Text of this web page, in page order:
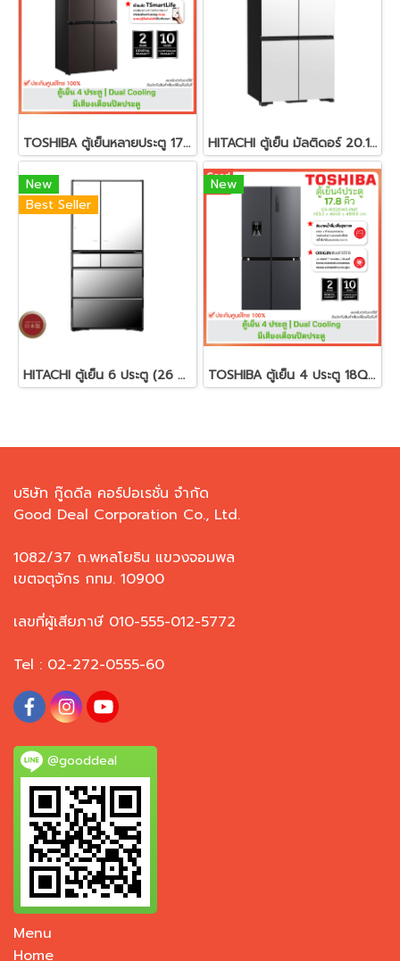
TOSHIBA ตู้เย็นหลายประตู 17.8 คิวรุ่น GR-RF610WE-PMT สีซาตินเกรย์ HITACHI ตู้เย็น มัลติดอร์ 20.1 คิว 569 ลิตร R-WB640VFX
New
Best Seller
HITACHI ตู้เย็น 6 ประตู (26 คิว,สีกระจกเงา) รุ่น R-ZXC740RT
New
TOSHIBA ตู้เย็น 4 ประตู 18Q รุ่น GR-RF605WI-PMT
บริษัท กู๊ดดีล คอร์ปอเรชั่น จำกัด
Good Deal Corporation Co., Ltd.
1082/37 ถ.พหลโยธิน แขวงจอมพล
เขตจตุจักร กทม. 10900
เลขที่ผู้เสียภาษี 010-555-012-5772
Tel : 02-272-0555-60
@gooddeal
Menu
Home